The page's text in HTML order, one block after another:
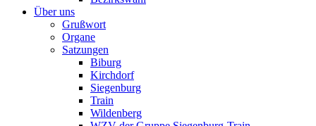
Über uns
Grußwort
Organe
Satzungen
Biburg
Kirchdorf
Siegenburg
Train
Wildenberg